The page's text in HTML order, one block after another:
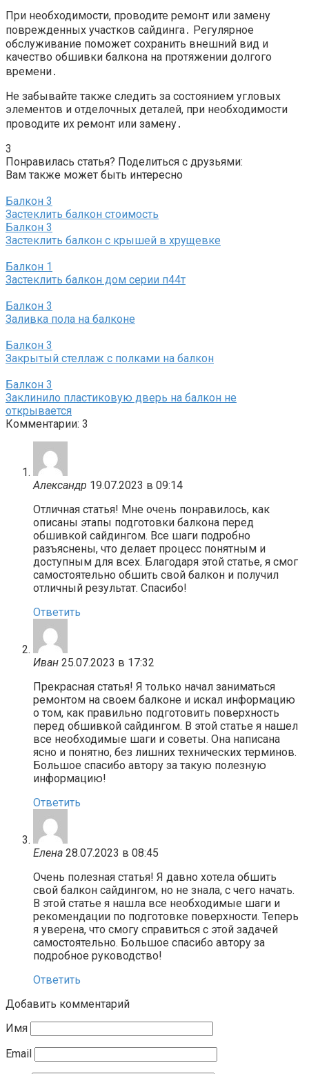
При необходимости, проводите ремонт или замену
поврежденных участков сайдинга․ Регулярное
обслуживание поможет сохранить внешний вид и
качество обшивки балкона на протяжении долгого
времени․
Не забывайте также следить за состоянием угловых
элементов и отделочных деталей, при необходимости
проводите их ремонт или замену․
3
Понравилась статья? Поделиться с друзьями:
Вам также может быть интересно
Балкон 3
Застеклить балкон стоимость
Балкон 3
Застеклить балкон с крышей в хрущевке
Балкон 1
Застеклить балкон дом серии п44т
Балкон 3
Заливка пола на балконе
Балкон 3
Закрытый стеллаж с полками на балкон
Балкон 3
Заклинило пластиковую дверь на балкон не
открывается
Комментарии: 3
Александр 19.07.2023 в 09:14
Отличная статья! Мне очень понравилось, как
описаны этапы подготовки балкона перед
обшивкой сайдингом. Все шаги подробно
разъяснены, что делает процесс понятным и
доступным для всех. Благодаря этой статье, я смог
самостоятельно обшить свой балкон и получил
отличный результат. Спасибо!
Ответить
Иван 25.07.2023 в 17:32
Прекрасная статья! Я только начал заниматься
ремонтом на своем балконе и искал информацию
о том, как правильно подготовить поверхность
перед обшивкой сайдингом. В этой статье я нашел
все необходимые шаги и советы. Она написана
ясно и понятно, без лишних технических терминов.
Большое спасибо автору за такую полезную
информацию!
Ответить
Елена 28.07.2023 в 08:45
Очень полезная статья! Я давно хотела обшить
свой балкон сайдингом, но не знала, с чего начать.
В этой статье я нашла все необходимые шаги и
рекомендации по подготовке поверхности. Теперь
я уверена, что смогу справиться с этой задачей
самостоятельно. Большое спасибо автору за
подробное руководство!
Ответить
Добавить комментарий
Имя
Email